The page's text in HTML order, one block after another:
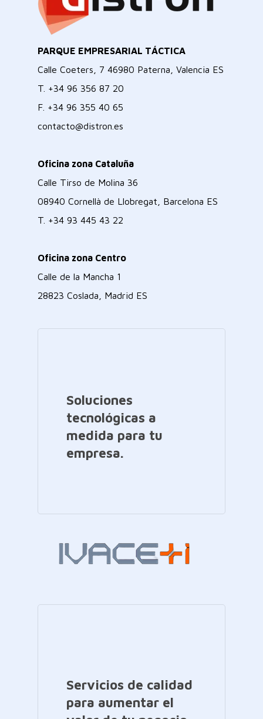
PARQUE EMPRESARIAL TÁCTICA
Calle Coeters, 7 46980 Paterna, Valencia ES
T. +34 96 356 87 20
F. +34 96 355 40 65
contacto@distron.es
Oficina zona Cataluña
Calle Tirso de Molina 36
08940 Cornellà de Llobregat, Barcelona ES
T. +34 93 445 43 22
Oficina zona Centro
Calle de la Mancha 1
28823 Coslada, Madrid ES
Soluciones
tecnológicas a
medida para tu
empresa.
Servicios de calidad
para aumentar el